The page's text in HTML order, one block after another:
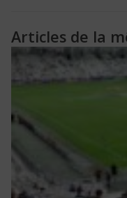
Articles de la